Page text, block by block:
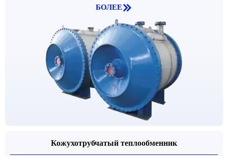
БОЛЕЕ
Кожухотрубчатый теплообменник